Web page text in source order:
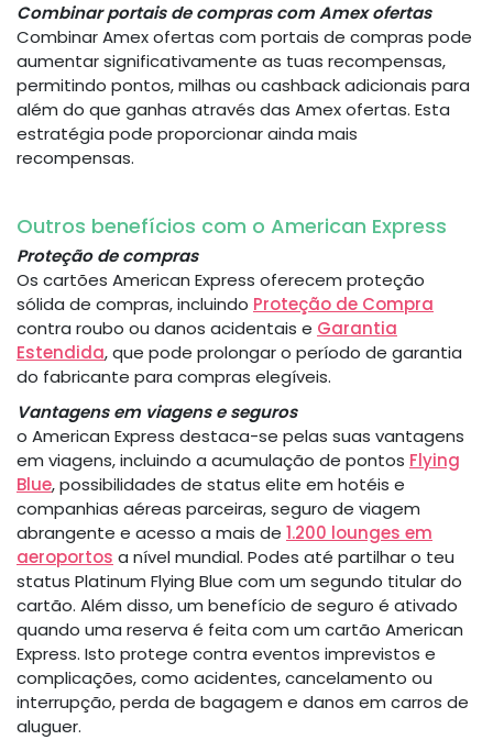
Combinar portais de compras com Amex ofertas
Combinar Amex ofertas com portais de compras pode
aumentar significativamente as tuas recompensas,
permitindo pontos, milhas ou cashback adicionais para
além do que ganhas através das Amex ofertas. Esta
estratégia pode proporcionar ainda mais
recompensas.
Outros benefícios com o American Express
Proteção de compras
Os cartões American Express oferecem proteção
sólida de compras, incluindo Proteção de Compra
contra roubo ou danos acidentais e Garantia
Estendida, que pode prolongar o período de garantia
do fabricante para compras elegíveis.
Vantagens em viagens e seguros
o American Express destaca-se pelas suas vantagens
em viagens, incluindo a acumulação de pontos Flying
Blue, possibilidades de status elite em hotéis e
companhias aéreas parceiras, seguro de viagem
abrangente e acesso a mais de 1.200 lounges em
aeroportos a nível mundial. Podes até partilhar o teu
status Platinum Flying Blue com um segundo titular do
cartão. Além disso, um benefício de seguro é ativado
quando uma reserva é feita com um cartão American
Express. Isto protege contra eventos imprevistos e
complicações, como acidentes, cancelamento ou
interrupção, perda de bagagem e danos em carros de
aluguer.